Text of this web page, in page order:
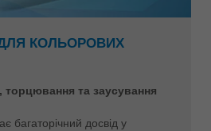
КОЛЬОРОВИХ
торцювання та заусування
багаторічний досвід у